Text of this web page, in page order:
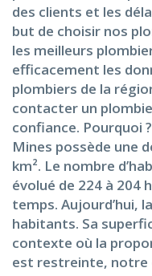
des clients et les
but de choisir nos
les meilleurs
efficacement les
plombiers de la
contacter un
confiance. Pourquoi
Mines possède une
km². Le nombre
évolué de 224 à 204
temps. Aujourd’hui,
habitants. Sa
contexte où la
est restreinte, notre